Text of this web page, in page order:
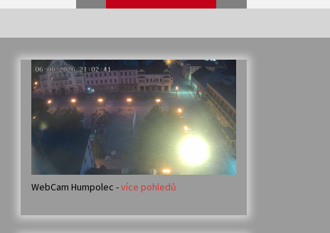
Veselí muzikanti
30. 7. 2026
Votavžatský ploty
23. 7. 2026
14. 7. 2026
WebCam Humpolec -více pohledů